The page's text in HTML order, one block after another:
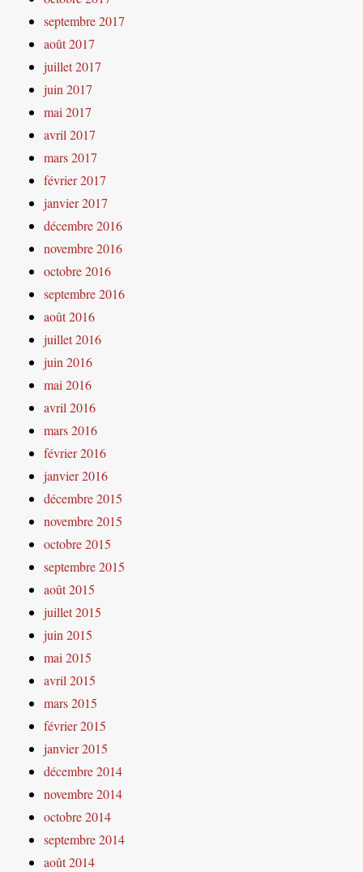
septembre 2017
août 2017
juillet 2017
juin 2017
mai 2017
avril 2017
mars 2017
février 2017
janvier 2017
décembre 2016
novembre 2016
octobre 2016
septembre 2016
août 2016
juillet 2016
juin 2016
mai 2016
avril 2016
mars 2016
février 2016
janvier 2016
décembre 2015
novembre 2015
octobre 2015
septembre 2015
août 2015
juillet 2015
juin 2015
mai 2015
avril 2015
mars 2015
février 2015
janvier 2015
décembre 2014
novembre 2014
octobre 2014
septembre 2014
août 2014